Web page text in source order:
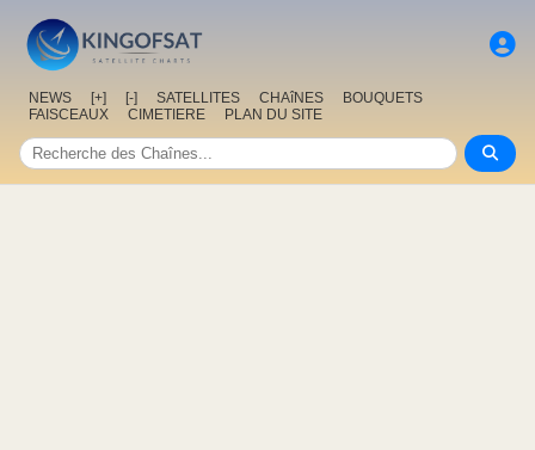
NEWS [+] [-] SATELLITES CHAîNES
BOUQUETS
FAISCEAUX
CIMETIERE PLAN DU SITE